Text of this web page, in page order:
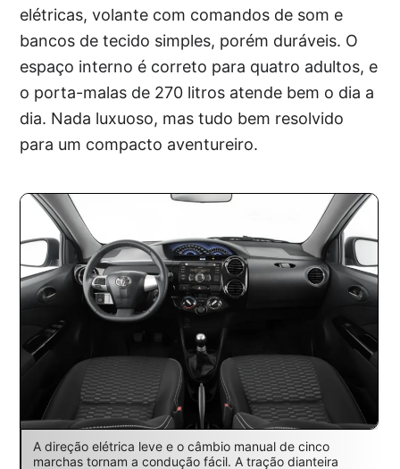
elétricas, volante com comandos de som e
bancos de tecido simples, porém duráveis. O
espaço interno é correto para quatro adultos, e
o porta-malas de 270 litros atende bem o dia a
dia. Nada luxuoso, mas tudo bem resolvido
para um compacto aventureiro.
A direção elétrica leve e o câmbio manual de cinco
marchas tornam a condução fácil. A tração dianteira